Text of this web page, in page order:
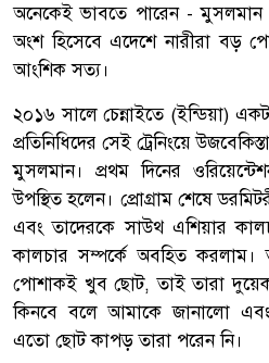
অনেকেই ভাবতে পারেন - মুসলমান
অংশ হিসেবে এদেশে নারীরা বড়
আংশিক সত্য।
২০১৬ সালে চেন্নাইতে (ইন্ডিয়া)
প্রতিনিধিদের সেই ট্রেনিংয়ে
মুসলমান। প্রথম দিনের
উপস্থিত হলেন। প্রোগ্রাম শেষে
এবং তাদেরকে সাউথ এশিয়ার
কালচার সম্পর্কে অবহিত
পোশাকই খুব ছোট, তাই তারা
কিনবে বলে আমাকে জানালো
এতো ছোট কাপড় তারা পরেন নি।